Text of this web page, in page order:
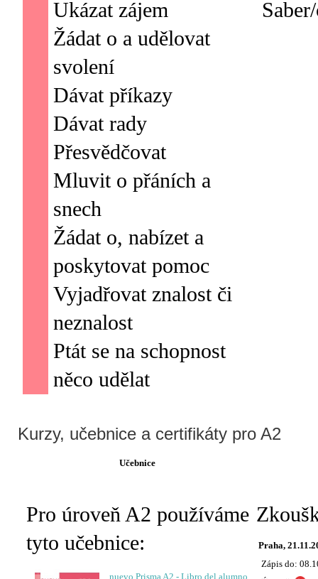
Ukázat zájem
Žádat o a udělovat
svolení
Dávat příkazy
Dávat rady
Přesvědčovat
Mluvit o přáních a
snech
Žádat o, nabízet a
poskytovat pomoc
Vyjadřovat znalost či
neznalost
Ptát se na schopnost
Kurzy, učebnice a certifikáty pro A2
Učebnice
Pro úroveň A2 používáme
nuevo Prisma A2 - Libro del alumno
Praha,
Zápis do: